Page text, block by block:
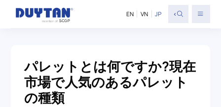
EN VN JP <
パレットとは何ですか?現在
市場で人気のあるパレット
の種類